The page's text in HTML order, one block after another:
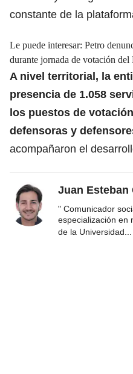
constante de la
Le puede interesar: Petro
durante jornada de votación
A nivel territorial, la
presencia de 1.058
los puestos de
defensoras y
acompañaron el
Juan Esteban
" Comunicador
especialización en
de la Universidad